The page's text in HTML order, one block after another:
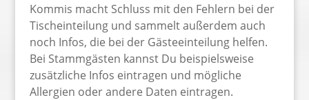
Kommis macht Schluss mit den Fehlern bei der
Tischeinteilung und sammelt außerdem auch
noch Infos, die bei der Gästeeinteilung helfen.
Bei Stammgästen kannst Du beispielsweise
zusätzliche Infos eintragen und mögliche
Allergien oder andere Daten eintragen.